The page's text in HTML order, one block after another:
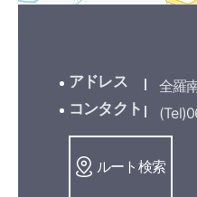
アドレス
全羅
コンタクト
ルート検索